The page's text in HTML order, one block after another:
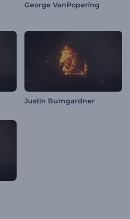
George VanPopering
Justin Bumgardner